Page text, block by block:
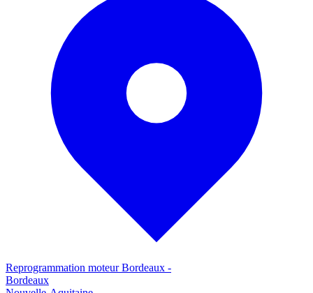
Reprogrammation moteurBordeaux -
Bordeaux